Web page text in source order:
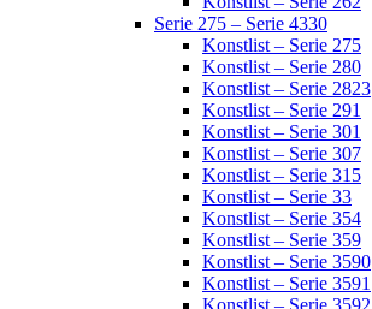
Serie 275 – Serie 4330
Konstlist – Serie 275
Konstlist – Serie 280
Konstlist – Serie 2823
Konstlist – Serie 291
Konstlist – Serie 301
Konstlist – Serie 307
Konstlist – Serie 315
Konstlist – Serie 33
Konstlist – Serie 354
Konstlist – Serie 359
Konstlist – Serie 3590
Konstlist – Serie 3591
Konstlist – Serie 3592